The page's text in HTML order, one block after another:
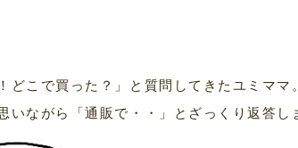
こで買った？」と質問してきたユミママ。
ながら「通販で・・」とざっくり返答し